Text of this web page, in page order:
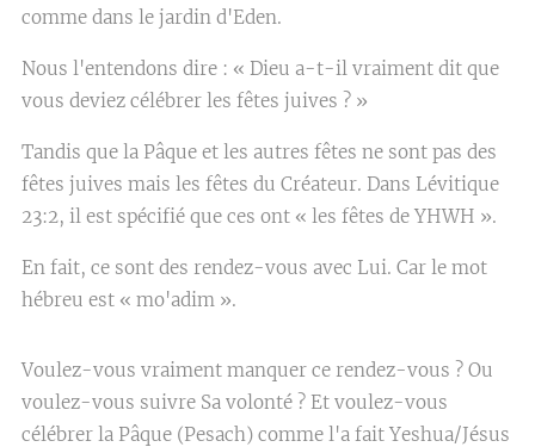
comme dans le jardin d'Eden.
Nous l'entendons dire : « Dieu a-t-il vraiment dit que
vous deviez célébrer les fêtes juives ? »
Tandis que la Pâque et les autres fêtes ne sont pas des
fêtes juives mais les fêtes du Créateur. Dans Lévitique
23:2, il est spécifié que ces ont « les fêtes de YHWH ».
En fait, ce sont des rendez-vous avec Lui. Car le mot
hébreu est « mo'adim ».
Voulez-vous vraiment manquer ce rendez-vous ? Ou
voulez-vous suivre Sa volonté ? Et voulez-vous
célébrer la Pâque (Pesach) comme l'a fait Yeshua/Jésus